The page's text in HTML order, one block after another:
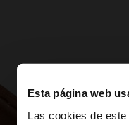
Esta página web
Las cookies de